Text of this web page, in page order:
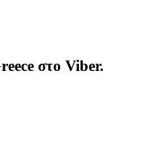
στο Viber.